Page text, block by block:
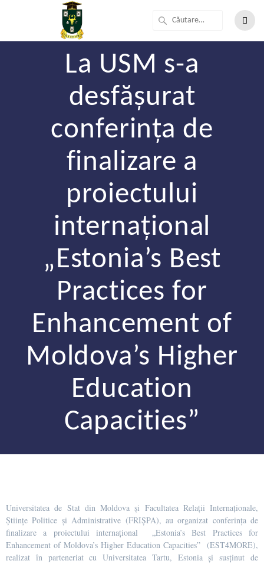
La USM s-a
desfășurat
conferința de
finalizare a
proiectului
internațional
„Estonia’s Best
Practices for
Enhancement of
Moldova’s Higher
Education
Capacities”
Universitatea de Stat din Moldova și Facultatea Relații Internaționale,
Științe Politice și Administrative (FRIȘPA), au organizat conferința de
finalizare a proiectului internațional „Estonia’s Best Practices for
Enhancement of Moldova’s Higher Education Capacities” (EST4MORE),
realizat în parteneriat cu Universitatea Tartu, Estonia și susținut de